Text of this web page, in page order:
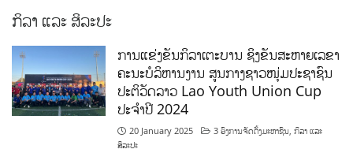
ກິລາ ແລະ ສິລະປະ
ການແຂ່ງຂັນກິລາເຕະບານ ຊິງຂັນສະຫາຍເລຂາ
ຄະນະບໍລິຫານງານ ສູນກາງຊາວໜຸ່ມປະຊາຊົນ
ປະຕິວັດລາວ Lao Youth Union Cup
ປະຈຳປີ 2024
20 January 2025 3 ອົງການຈັດຕັ້ງມະຫາຊົນ ,ກິລາ ແລະ
ສິລະປະ